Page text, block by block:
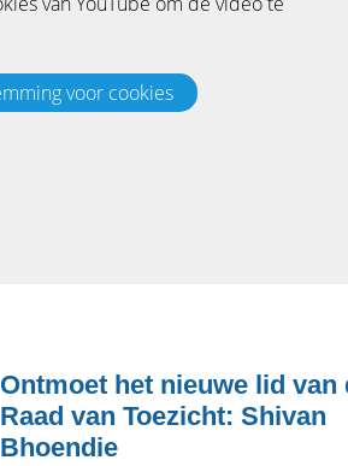
Ontmoet het nieuwe lid van
Raad van Toezicht: Shivan
Bhoendie